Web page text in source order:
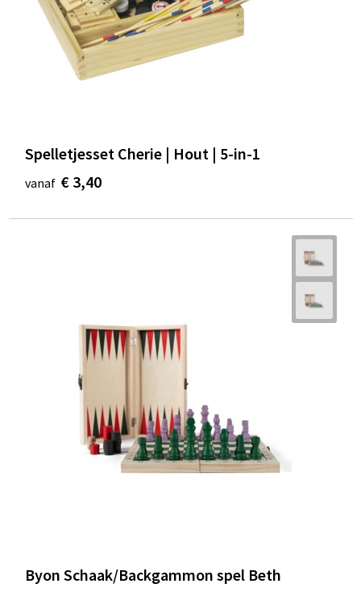
Spelletjesset Cherie | Hout | 5-in-1
vanaf € 3,40
Byon Schaak/Backgammon spel Beth